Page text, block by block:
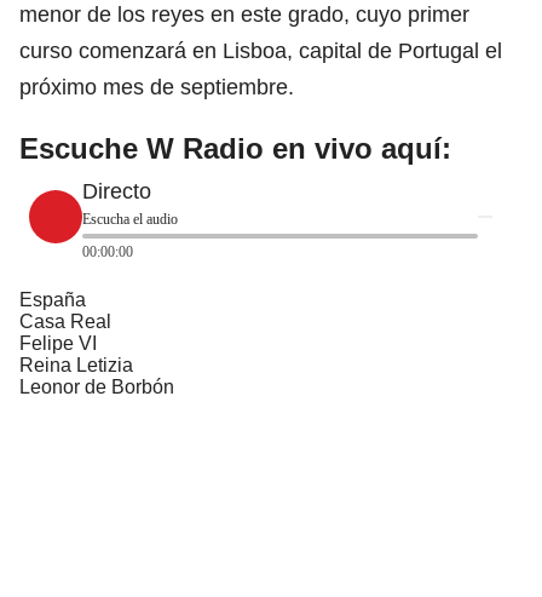
menor de los reyes en este grado, cuyo primer
curso comenzará en Lisboa, capital de Portugal el
próximo mes de septiembre.
Escuche W Radio en vivo aquí:
Directo
Escucha el audio
00:00:00
España
Casa Real
Felipe VI
Reina Letizia
Leonor de Borbón